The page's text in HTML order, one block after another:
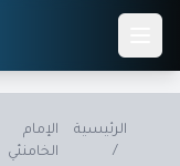
Skip to main content
الرئيسية
/
الإمام
الخامنئي